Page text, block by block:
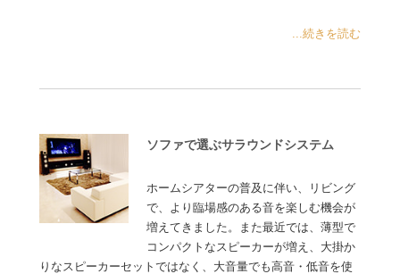
...続きを読む
ソファで選ぶサラウンドシステム
ホームシアターの普及に伴い、リビング
で、より臨場感のある音を楽しむ機会が
増えてきました。また最近では、薄型で
コンパクトなスピーカーが増え、大掛か
りなスピーカーセットではなく、大音量でも高音・低音を使